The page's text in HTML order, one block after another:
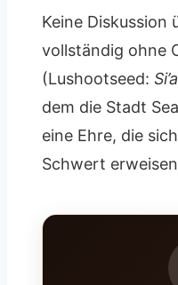
Keine Diskussion
vollständig ohne
(Lushootseed:
dem die Stadt
eine Ehre, die
Schwert